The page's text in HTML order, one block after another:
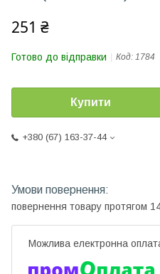
251 ₴
Готово до відправки Код: 1784
Купити
+380 (67) 163-37-44
повернення товару протягом